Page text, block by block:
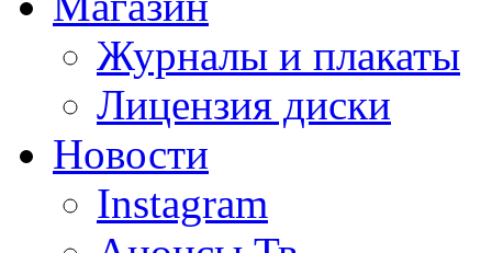
Журналы и плакаты
Лицензия диски
Новости
Instagram